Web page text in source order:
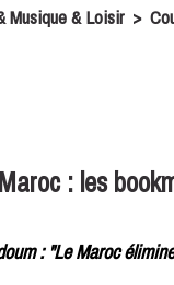
Musique & Loisir >
: les
: "Le Maroc